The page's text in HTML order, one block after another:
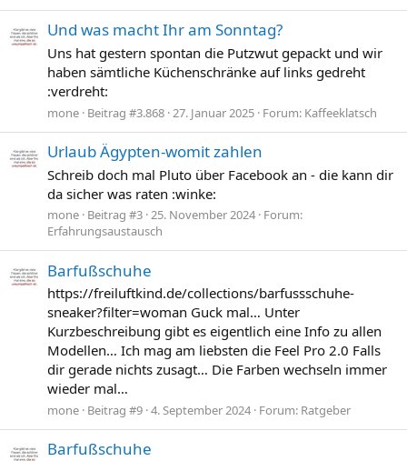
Und was macht Ihr am Sonntag?
Uns hat gestern spontan die Putzwut gepackt und wir
haben sämtliche Küchenschränke auf links gedreht
:verdreht:
mone Beitrag #3.868 27. Januar 2025 Forum: Kaffeeklatsch
Urlaub Ägypten-womit zahlen
Schreib doch mal Pluto über Facebook an - die kann dir
da sicher was raten :winke:
mone Beitrag #3 25. November 2024 Forum:
Erfahrungsaustausch
Barfußschuhe
https://freiluftkind.de/collections/barfussschuhe-
sneaker?filter=woman Guck mal… Unter
Kurzbeschreibung gibt es eigentlich eine Info zu allen
Modellen… Ich mag am liebsten die Feel Pro 2.0 Falls
dir gerade nichts zusagt… Die Farben wechseln immer
wieder mal…
mone Beitrag #9 4. September 2024 Forum: Ratgeber
Barfußschuhe